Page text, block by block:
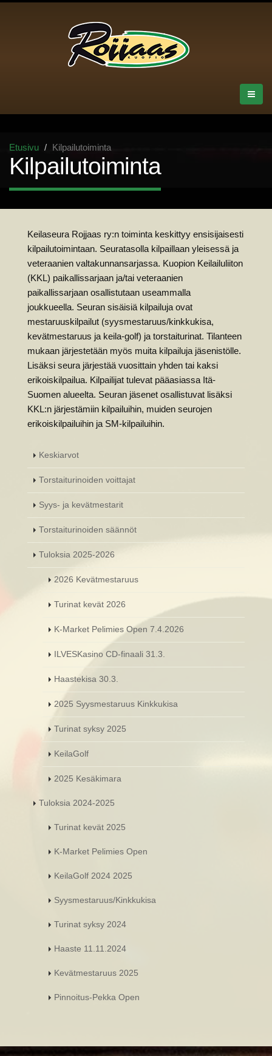
Etusivu Kilpailutoiminta
Kilpailutoiminta
Keilaseura Rojjaas ry:n toiminta keskittyy ensisijaisesti
kilpailutoimintaan. Seuratasolla kilpaillaan yleisessä ja
veteraanien valtakunnansarjassa. Kuopion Keilailuliiton
(KKL) paikallissarjaan ja/tai veteraanien
paikallissarjaan osallistutaan useammalla
joukkueella. Seuran sisäisiä kilpailuja ovat
mestaruuskilpailut (syysmestaruus/kinkkukisa,
kevätmestaruus ja keila-golf) ja torstaiturinat. Tilanteen
mukaan järjestetään myös muita kilpailuja jäsenistölle.
Lisäksi seura järjestää vuosittain yhden tai kaksi
erikoiskilpailua. Kilpailijat tulevat pääasiassa Itä-
Suomen alueelta. Seuran jäsenet osallistuvat lisäksi
KKL:n järjestämiin kilpailuihin, muiden seurojen
erikoiskilpailuihin ja SM-kilpailuihin.
Keskiarvot
Torstaiturinoiden voittajat
Syys- ja kevätmestarit
Torstaiturinoiden säännöt
Tuloksia 2025-2026
2026 Kevätmestaruus
Turinat kevät 2026
K-Market Pelimies Open 7.4.2026
ILVESKasino CD-finaali 31.3.
Haastekisa 30.3.
2025 Syysmestaruus Kinkkukisa
Turinat syksy 2025
KeilaGolf
2025 Kesäkimara
Tuloksia 2024-2025
Turinat kevät 2025
K-Market Pelimies Open
KeilaGolf 2024 2025
Syysmestaruus/Kinkkukisa
Turinat syksy 2024
Haaste 11.11.2024
Kevätmestaruus 2025
Pinnoitus-Pekka Open